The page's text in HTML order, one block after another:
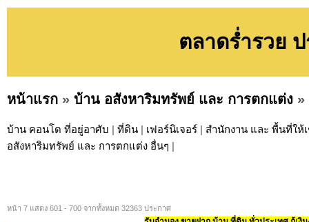
ตลาดร่ำรวย
หน้าแรก » บ้าน อสังหาริมทรัพย์ และ การตกแต่ง »
บ้าน คอนโด ที่อยู่อาศับ | ที่ดิน | เฟอร์นิเจอร์ | สำนักงาน และ พื้นที่ให้
อสังหาริมทรัพย์ และ การตกแต่ง อื่นๆ |
หน้า 7 แสดง 601 - 700 จากทั้งหมด 32363 ประกาศ